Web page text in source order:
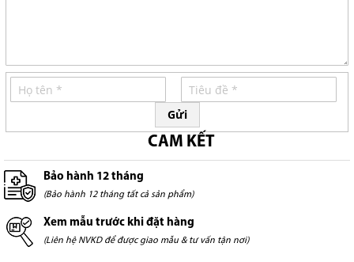
Gửi
CAM KẾT
Bảo hành 12 tháng
(Bảo hành 12 tháng tất cả sản phẩm)
Xem mẫu trước khi đặt hàng
(Liên hệ NVKD để được giao mẫu & tư vấn tận nơi)